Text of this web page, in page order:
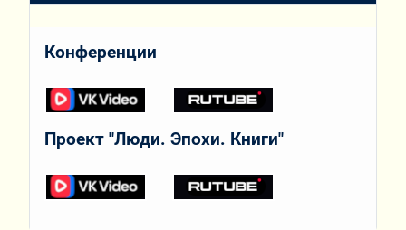
Конференции
Проект "Люди. Эпохи. Книги"